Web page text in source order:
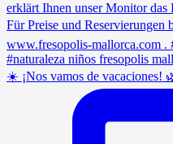
☀️ ¡Nos vamos de vacaciones!